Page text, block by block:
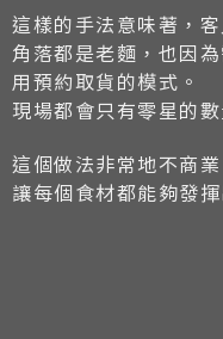
這樣的手法意味著，
角落都是老麵，也因
用預約取貨的模式。
現場都會只有零星的數
這個做法非常地不商
讓每個食材都能夠發